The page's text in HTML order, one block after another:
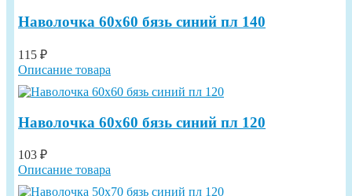
Наволочка 60х60 бязь синий пл 140
115 ₽
Описание товара
Наволочка 60х60 бязь синий пл 120
103 ₽
Описание товара